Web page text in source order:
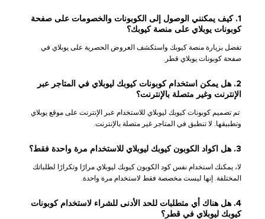
1. كيف يمكنني الوصول إلى الكوبونات والخصومات على صفحة
كوبونات يوبلاي على منصة كيوبك؟
تفضل بزيارة منصة كيوبك واستكشف العروض الحصرية على يوبلاي في
صفحة كوبونات يوبلاي قطر.
2. هل يمكن استخدام كوبونات كيوبك ليوبلاي في المتاجر عبر
الإنترنت وغير متصلة بالإنترنت؟
تم تصميم كوبونات كيوبك ليوبلاي للاستخدام عبر الإنترنت على موقع يوبلاي
وتطبيقها. لا تنطبق في المتاجر غير متصلة بالإنترنت.
3. هل اكواد الكوبون كيوبك ليوبلاي للاستخدام مرة واحدة فقط؟
لا، يمكنك استخدام نفس كود الكوبون كيوبك ليوبلاي مرارًا وتكرارًا لطلباتك
المختلفة. إنها ليست مخصصة فقط لاستخدام مرة واحدة.
4. هل هناك أي متطلبات للحد الأدنى للشراء لاستخدام كوبونات
كيوبك ليوبلاي في قطر؟